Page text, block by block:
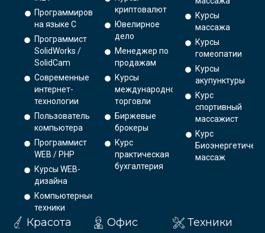
Программирование
на языке С
Программист
SolidWorks /
SolidCam
Современные
интернет-
технологии
Пользователь
компьютера
Программист
WEB / PHP
Курсы WEB-
дизайна
Компьютерные
техники
криптовалют
Ювелирное
дело
Менеджер по
продажам
Курсы
международной
торговли
Биржевые
брокеры
Курс
практическая
бухгалтерия
Курсы
массажа
Курсы
гомеопатии
Курсы
акупунктуры
Курс
спортивный
массажист
Курс
массаж
Красота Офис Техники